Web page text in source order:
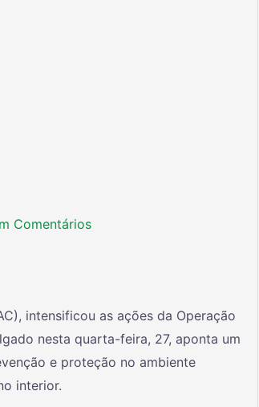
Comentários
intensificou as ações da Operação
nesta quarta-feira, 27, aponta um
e proteção no ambiente
interior.